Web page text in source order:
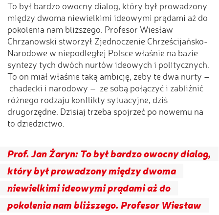
To był bardzo owocny dialog, który był prowadzony
między dwoma niewielkimi ideowymi prądami aż do
pokolenia nam bliższego. Profesor Wiesław
Chrzanowski stworzył Zjednoczenie Chrześcijańsko-
Narodowe w niepodległej Polsce właśnie na bazie
syntezy tych dwóch nurtów ideowych i politycznych.
To on miał właśnie taką ambicję, żeby te dwa nurty –
chadecki i narodowy – ze sobą połączyć i zabliźnić
różnego rodzaju konflikty sytuacyjne, dziś
drugorzędne. Dzisiaj trzeba spojrzeć po nowemu na
to dziedzictwo.
Prof. Jan Żaryn: To był bardzo owocny dialog,
który był prowadzony między dwoma
niewielkimi ideowymi prądami aż do
pokolenia nam bliższego. Profesor Wiesław